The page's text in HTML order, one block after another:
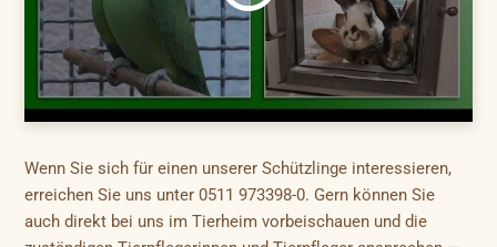
Wenn Sie sich für einen unserer Schützlinge interessieren,
erreichen Sie uns unter 0511 973398-0. Gern können Sie
auch direkt bei uns im Tierheim vorbeischauen und die